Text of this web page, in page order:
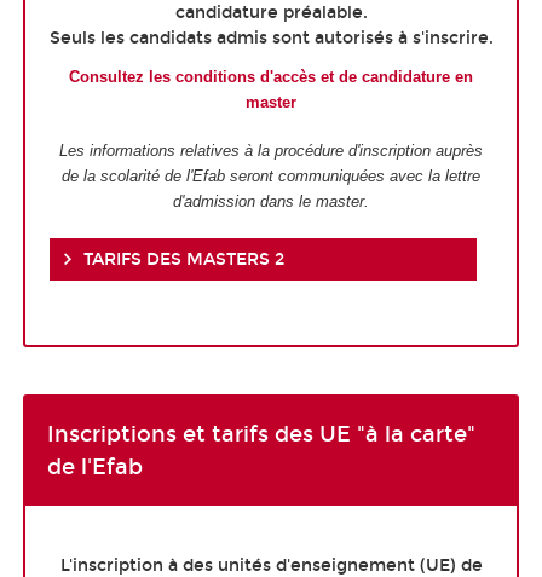
candidature préalable.
Seuls les candidats admis sont autorisés à s'inscrire.
Consultez les conditions d'accès et de candidature en
master
Les informations relatives à la procédure d'inscription auprès
de la scolarité de l'Efab seront communiquées avec la lettre
d'admission dans le master.
TARIFS DES MASTERS 2
Inscriptions et tarifs des UE "à la carte"
de l'Efab
L'inscription à des unités d'enseignement (UE) de